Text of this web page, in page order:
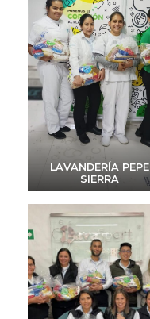
LAVANDERÍA PEPE
SIERRA